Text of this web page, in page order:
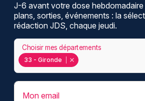
J-6 avant votre dose
plans, sorties, événements : la
rédaction JDS, chaque jeudi.
33 - Gironde
Choisir mes départements
Mon email